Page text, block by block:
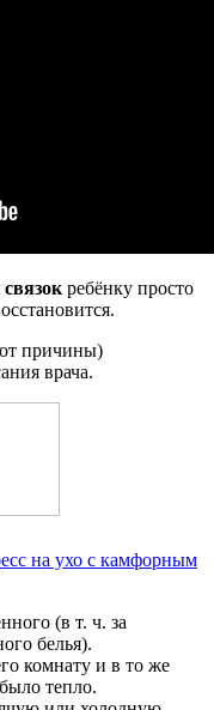
ребёнку просто
причины)
врача.
на ухо с камфорным
(в т. ч. за
белья).
комнату и в то же
тепло.